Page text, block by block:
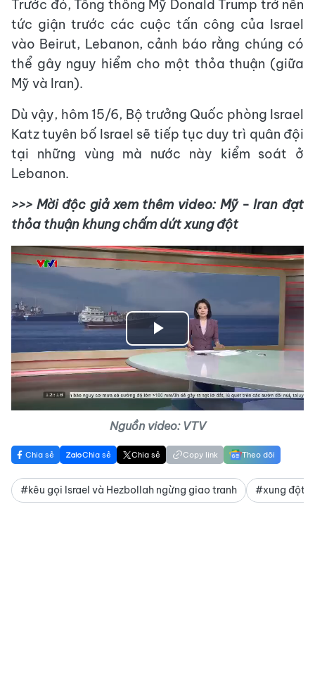
Trước đó, Tổng thống Mỹ Donald Trump trở nên
tức giận trước các cuộc tấn công của Israel
vào Beirut, Lebanon, cảnh báo rằng chúng có
thể gây nguy hiểm cho một thỏa thuận (giữa
Mỹ và Iran).
Dù vậy, hôm 15/6, Bộ trưởng Quốc phòng Israel
Katz tuyên bố Israel sẽ tiếp tục duy trì quân đội
tại những vùng mà nước này kiểm soát ở
Lebanon.
>>> Mời độc giả xem thêm video: Mỹ - Iran đạt
thỏa thuận khung chấm dứt xung đột
Play
Video
Nguồn video: VTV
Chia sẻ Chia sẻ Chia sẻ Copy link Theo dõi
#kêu gọi Israel và Hezbollah ngừng giao tranh #xung đột